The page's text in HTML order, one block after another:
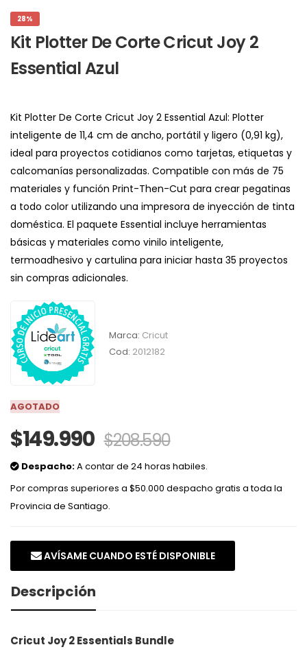
28%
Kit Plotter De Corte Cricut Joy 2
Essential Azul
Kit Plotter De Corte Cricut Joy 2 Essential Azul: Plotter
inteligente de 11,4 cm de ancho, portátil y ligero (0,91 kg),
ideal para proyectos cotidianos como tarjetas, etiquetas y
calcomanías personalizadas. Compatible con más de 75
materiales y función Print-Then-Cut para crear pegatinas
a todo color utilizando una impresora de inyección de tinta
doméstica. El paquete Essential incluye herramientas
básicas y materiales como vinilo inteligente,
termoadhesivo y cartulina para iniciar hasta 35 proyectos
sin compras adicionales.
Marca: Cricut
Cod: 2012182
AGOTADO
$149.990 $208.590
Despacho:A contar de 24 horas habiles.
Por compras superiores a $50.000 despacho gratis a toda la
Provincia de Santiago.
AVÍSAME CUANDO ESTÉ DISPONIBLE
Descripción
Cricut Joy 2 Essentials Bundle